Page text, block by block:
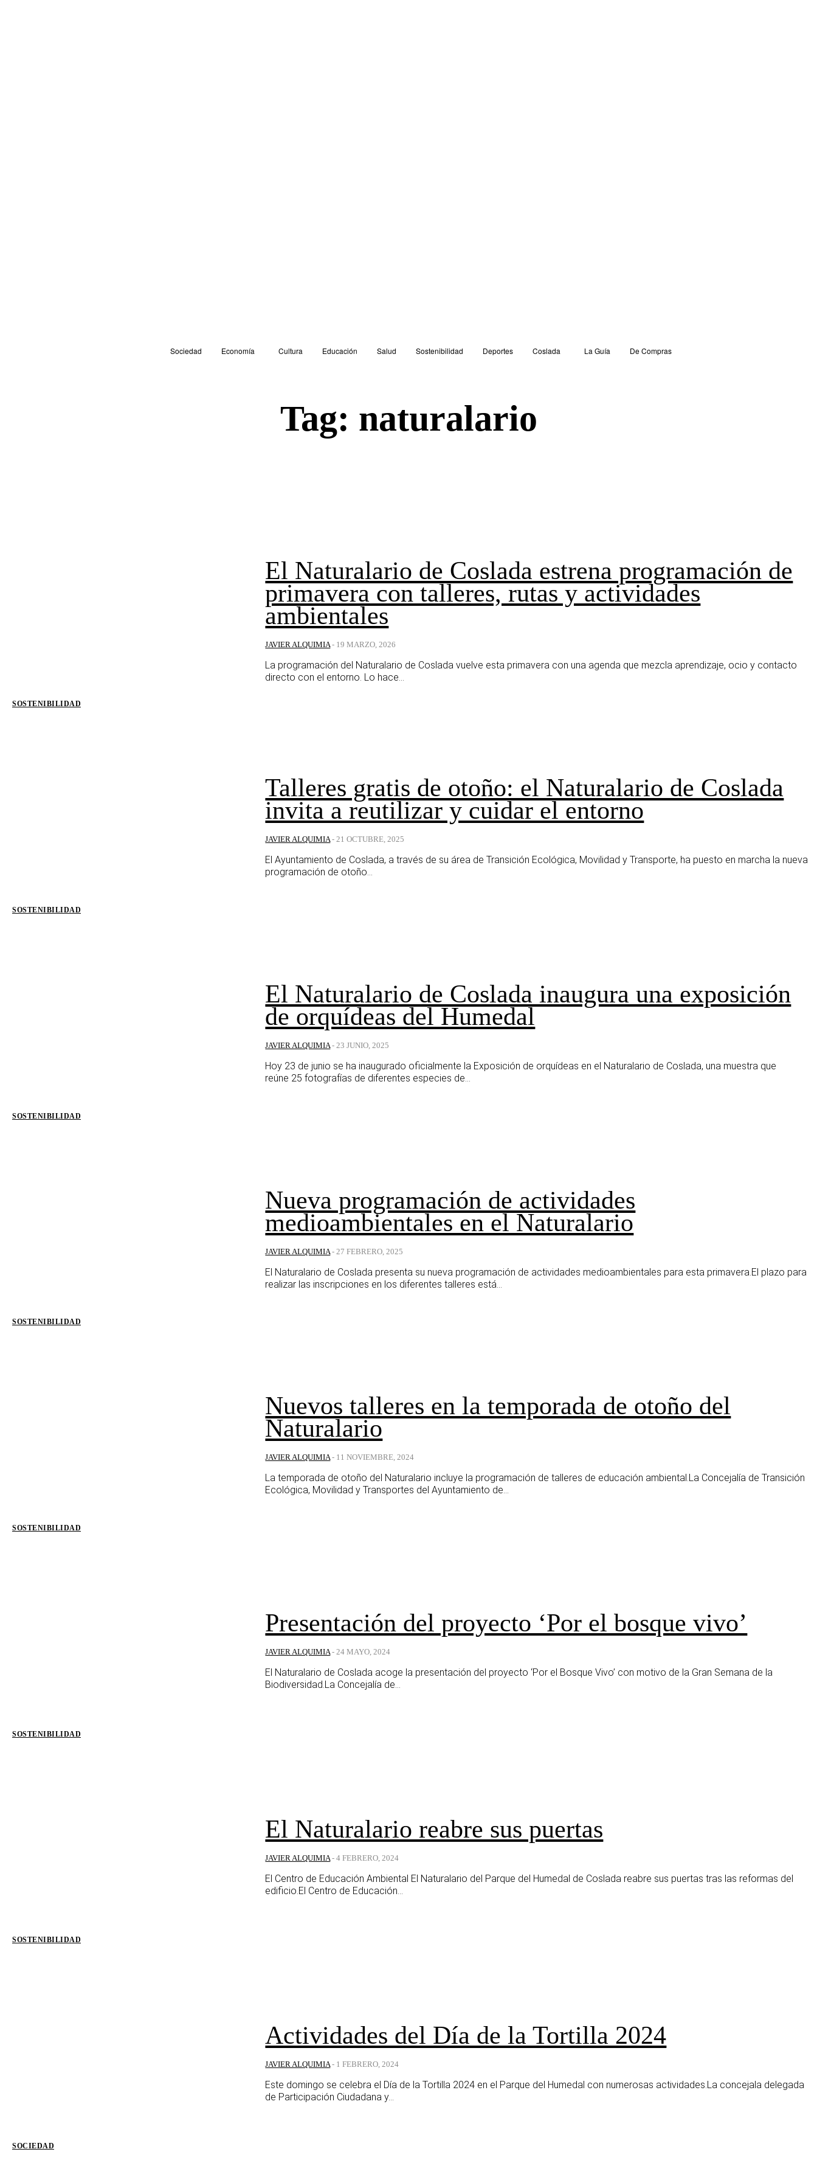
Sociedad Economía Cultura Educación Salud Sostenibilidad Deportes Coslada La Guía De Compras
Tag: naturalario
SOSTENIBILIDAD
El Naturalario de Coslada estrena programación de
primavera con talleres, rutas y actividades
ambientales
JAVIER ALQUIMIA - 19 MARZO, 2026
La programación del Naturalario de Coslada vuelve esta primavera con una agenda que mezcla aprendizaje, ocio y contacto
directo con el entorno. Lo hace...
SOSTENIBILIDAD
Talleres gratis de otoño: el Naturalario de Coslada
invita a reutilizar y cuidar el entorno
JAVIER ALQUIMIA - 21 OCTUBRE, 2025
El Ayuntamiento de Coslada, a través de su área de Transición Ecológica, Movilidad y Transporte, ha puesto en marcha la nueva
programación de otoño...
SOSTENIBILIDAD
El Naturalario de Coslada inaugura una exposición
de orquídeas del Humedal
JAVIER ALQUIMIA - 23 JUNIO, 2025
Hoy 23 de junio se ha inaugurado oficialmente la Exposición de orquídeas en el Naturalario de Coslada, una muestra que
reúne 25 fotografías de diferentes especies de...
SOSTENIBILIDAD
Nueva programación de actividades
medioambientales en el Naturalario
JAVIER ALQUIMIA - 27 FEBRERO, 2025
El Naturalario de Coslada presenta su nueva programación de actividades medioambientales para esta primavera.El plazo para
realizar las inscripciones en los diferentes talleres está...
SOSTENIBILIDAD
Nuevos talleres en la temporada de otoño del
Naturalario
JAVIER ALQUIMIA - 11 NOVIEMBRE, 2024
La temporada de otoño del Naturalario incluye la programación de talleres de educación ambiental.La Concejalía de Transición
Ecológica, Movilidad y Transportes del Ayuntamiento de...
SOSTENIBILIDAD
Presentación del proyecto ‘Por el bosque vivo’
JAVIER ALQUIMIA - 24 MAYO, 2024
El Naturalario de Coslada acoge la presentación del proyecto ‘Por el Bosque Vivo’ con motivo de la Gran Semana de la
Biodiversidad.La Concejalía de...
SOSTENIBILIDAD
El Naturalario reabre sus puertas
JAVIER ALQUIMIA - 4 FEBRERO, 2024
El Centro de Educación Ambiental El Naturalario del Parque del Humedal de Coslada reabre sus puertas tras las reformas del
edificio.El Centro de Educación...
SOCIEDAD
Actividades del Día de la Tortilla 2024
JAVIER ALQUIMIA - 1 FEBRERO, 2024
Este domingo se celebra el Día de la Tortilla 2024 en el Parque del Humedal con numerosas actividades.La concejala delegada
de Participación Ciudadana y...